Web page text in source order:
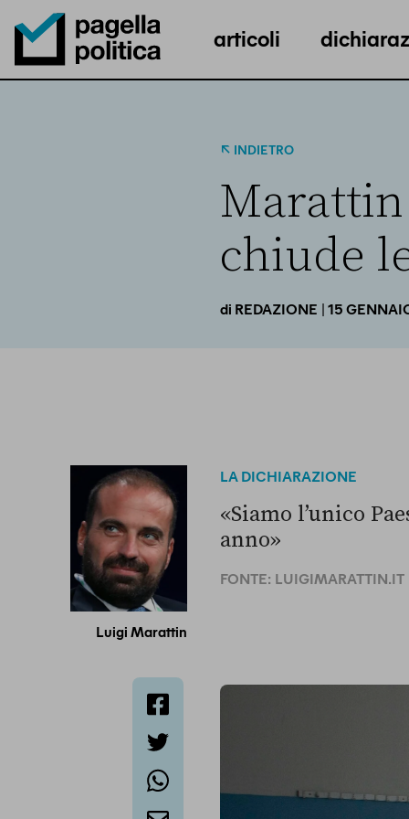
Pagella Politica Logo
articoli
INDIETRO
Marattin
chiude
di REDAZIONE | 15
Luigi Marattin
LA DICHIARAZIONE
«Siamo l’unico
anno»
FONTE: LUIGIMARATTIN.IT